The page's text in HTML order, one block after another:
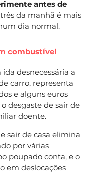
antes de
da manhã é mais
dia normal.
combustível
desnecessária a
carro, representa
e alguns euros
desgaste de sair de
doente.
sair de casa elimina
por várias
poupado conta, e o
em deslocações